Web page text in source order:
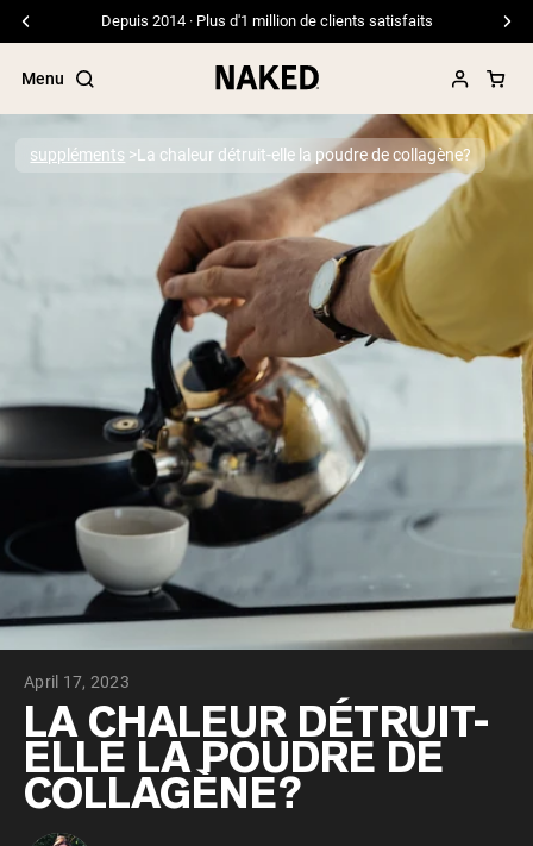
Depuis 2014 · Plus d'1 million de clients satisfaits
Menu
Termes de recherche populaires
PROTÉINES EN POUDREMeilleure Vente
Protéine de pois
Protéine de Whey en Poudre
Peptides de collagène
Whey au chocolat issu de vaches
nourries à l'herbe
Whey de lait de vache nourrie à l'herbe à
la vanille
Whey de vache nourrie à l'herbe
Shop All Protéines En Poudre
PROTÉINES VÉGANES Meilleure Vente
Protéine de pois
suppléments La chaleur détruit-elle la poudre de collagène?
April 17, 2023
LA CHALEUR DÉTRUIT-
ELLE LA POUDRE DE
COLLAGÈNE?